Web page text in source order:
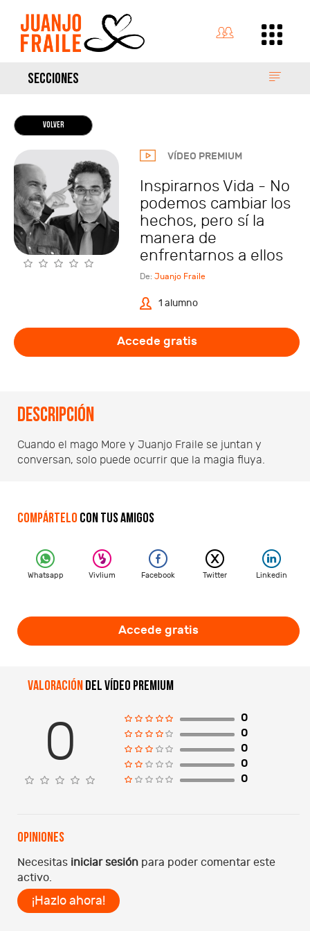
SECCIONES
VOLVER
VÍDEO PREMIUM
Inspirarnos Vida - No
podemos cambiar los
hechos, pero sí la
manera de
enfrentarnos a ellos
De: Juanjo Fraile
1 alumno
Accede gratis
Descripción
Cuando el mago More y Juanjo Fraile se juntan y
conversan, solo puede ocurrir que la magia fluya.
Compártelo con tus amigos
Whatsapp Vivlium Facebook Twitter Linkedin
Accede gratis
Valoración del vídeo premium
0
0
0
0
0
0
Opiniones
Necesitas iniciar sesión para poder comentar este
activo.
¡Hazlo ahora!